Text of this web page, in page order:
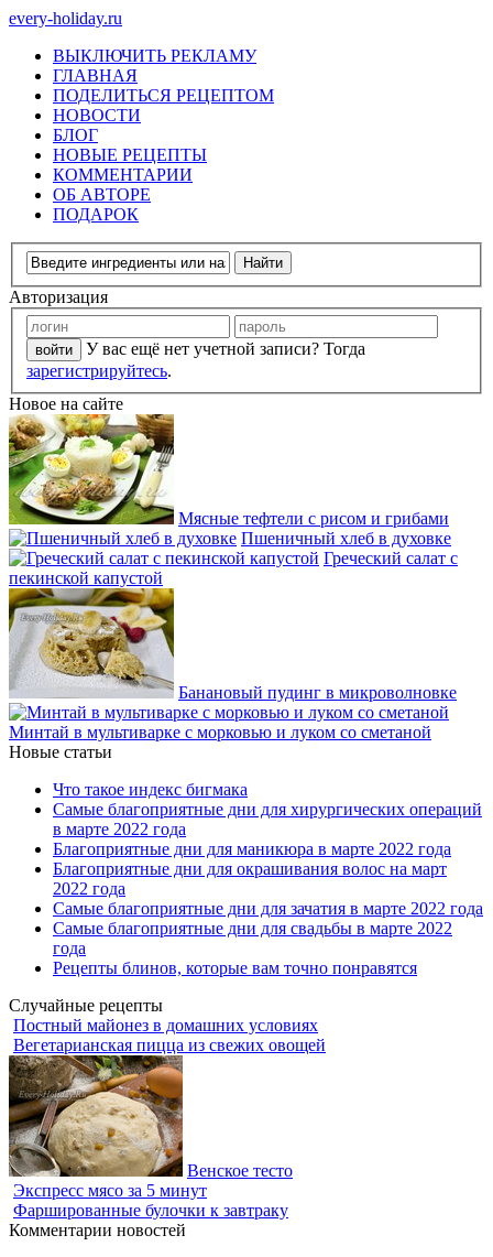
every-holiday.ru
ВЫКЛЮЧИТЬ РЕКЛАМУ
ГЛАВНАЯ
ПОДЕЛИТЬСЯ РЕЦЕПТОМ
НОВОСТИ
БЛОГ
НОВЫЕ РЕЦЕПТЫ
КОММЕНТАРИИ
ОБ АВТОРЕ
ПОДАРОК
Авторизация
У вас ещё нет учетной записи? Тогда
зарегистрируйтесь.
Новое на сайте
Мясные тефтели с рисом и грибами
Пшеничный хлеб в духовке
Греческий салат с
пекинской капустой
Банановый пудинг в микроволновке
Минтай в мультиварке с морковью и луком со сметаной
Новые статьи
Что такое индекс бигмака
Самые благоприятные дни для хирургических операций
в марте 2022 года
Благоприятные дни для маникюра в марте 2022 года
Благоприятные дни для окрашивания волос на март
2022 года
Самые благоприятные дни для зачатия в марте 2022 года
Самые благоприятные дни для свадьбы в марте 2022
года
Рецепты блинов, которые вам точно понравятся
Случайные рецепты
Постный майонез в домашних условиях
Вегетарианская пицца из свежих овощей
Венское тесто
Экспресс мясо за 5 минут
Фаршированные булочки к завтраку
Комментарии новостей